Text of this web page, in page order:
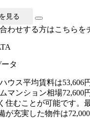
見る
わせする方はこちらを
タ
ウス平均賃料は53,606
マンション相場72,600
住むことが可能です。
が充実した物件は